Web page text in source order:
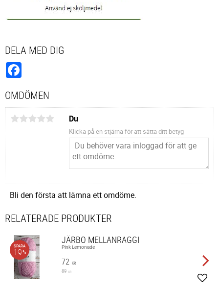
DELA MED DIG
OMDÖMEN
Du
Klicka på en stjärna för att sätta ditt betyg
Bli den första att lämna ett omdöme.
RELATERADE PRODUKTER
JÄRBO MELLANRAGGI
Pink Lemonade
72 KR
89 KR
SPARA
19%